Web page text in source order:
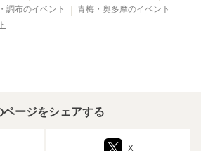
調布のイベント 青梅・奥多摩のイベント
ページをシェアする
X